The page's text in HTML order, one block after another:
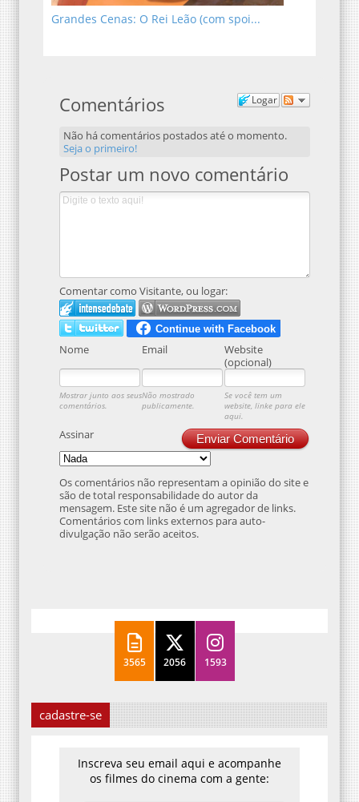
Grandes Cenas: O Rei Leão (com spoi...
Logar
Comentários
Não há comentários postados até o momento.
Seja o primeiro!
Postar um novo comentário
Comentar como Visitante, ou logar:
Nome Email
Website
(opcional)
Mostrar junto aos seus
comentários.
Não mostrado
publicamente.
Se você tem um
website, linke para ele
aqui.
Enviar Comentário
Assinar
Os comentários não representam a opinião do site e
são de total responsabilidade do autor da
mensagem. Este site não é um agregador de links.
Comentários com links externos para auto-
divulgação não serão aceitos.
3565 2056 1593
cadastre-se
Inscreva seu email aqui e acompanhe
os filmes do cinema com a gente: